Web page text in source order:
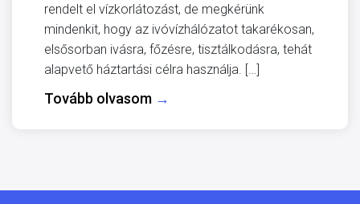
rendelt el vízkorlátozást, de megkérünk
mindenkit, hogy az ivóvízhálózatot takarékosan,
elsősorban ivásra, főzésre, tisztálkodásra, tehát
alapvető háztartási célra használja. […]
Tovább olvasom →